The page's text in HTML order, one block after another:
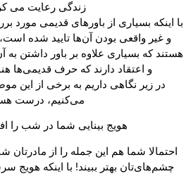
زندگی رعایت می
با اینکه بسیاری از باورهای قدیمی مورد
و غیر واقعی بودن آن‌ها تایید شده
هستند که بسیاری علاوه بر باور داشتن به
و اعتقاد دارند که حرف
در زیر نگاهی داریم به برخی از این
می‌کنیم، درست
هویج بینایی شما در شب را
احتمالا شما هم این جمله را از مادرتان